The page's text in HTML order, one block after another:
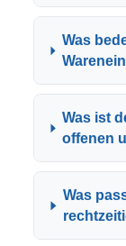
Was
Was ist
offenen
Was